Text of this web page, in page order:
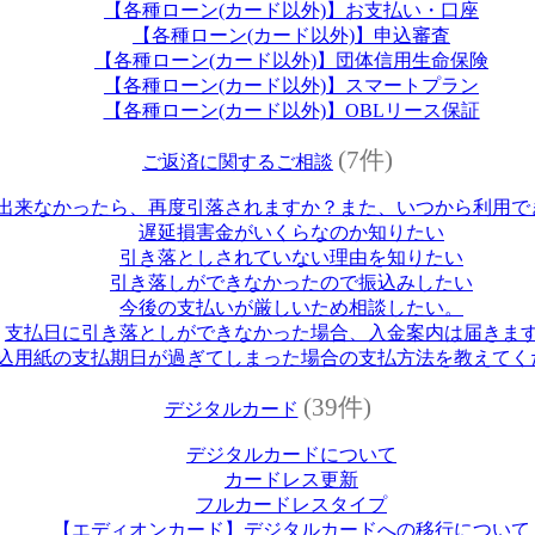
【各種ローン(カード以外)】お支払い・口座
【各種ローン(カード以外)】申込審査
【各種ローン(カード以外)】団体信用生命保険
【各種ローン(カード以外)】スマートプラン
【各種ローン(カード以外)】OBLリース保証
ご返済に関するご相談 (7件)
来なかったら、再度引落されますか？また、いつから利用で
遅延損害金がいくらなのか知りたい
引き落としされていない理由を知りたい
引き落しができなかったので振込みしたい
今後の支払いが厳しいため相談したい。
支払日に引き落としができなかった場合、入金案内は届きます
用紙の支払期日が過ぎてしまった場合の支払方法を教えてく
デジタルカード (39件)
デジタルカードについて
カードレス更新
フルカードレスタイプ
【エディオンカード】デジタルカードへの移行について